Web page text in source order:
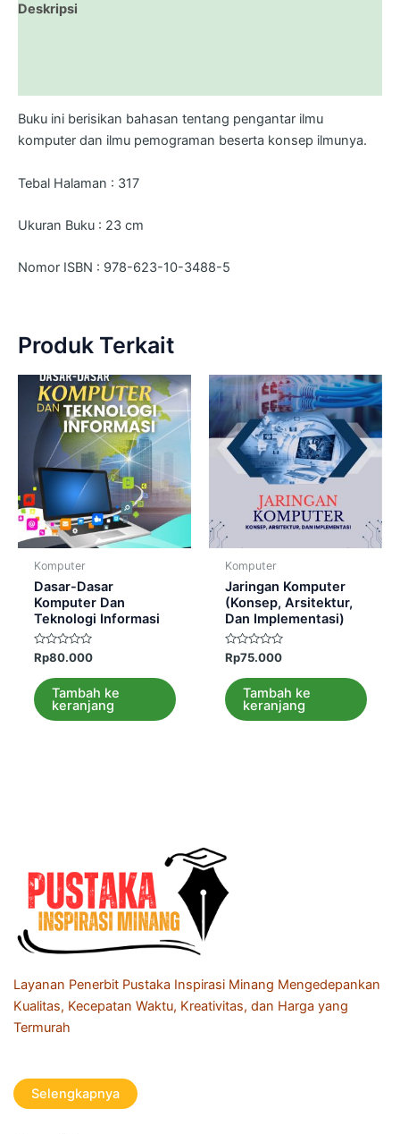
Deskripsi
Buku ini berisikan bahasan tentang pengantar ilmu
komputer dan ilmu pemograman beserta konsep ilmunya.
Tebal Halaman : 317
Ukuran Buku : 23 cm
Nomor ISBN : 978-623-10-3488-5
Produk Terkait
Komputer
Dasar-Dasar
Komputer Dan
Teknologi Informasi
Dinilai
0
dari
5
Rp80.000
Tambah ke
keranjang
Komputer
Jaringan Komputer
(Konsep, Arsitektur,
Dan Implementasi)
Dinilai
0
dari
5
Rp75.000
Tambah ke
keranjang
Layanan Penerbit Pustaka Inspirasi Minang Mengedepankan
Kualitas, Kecepatan Waktu, Kreativitas, dan Harga yang
Termurah
Selengkapnya